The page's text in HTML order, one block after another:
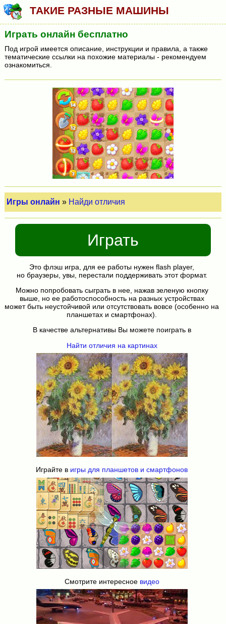
ТАКИЕ РАЗНЫЕ МАШИНЫ
Играть онлайн бесплатно
Под игрой имеется описание, инструкции и правила, а также
тематические ссылки на похожие материалы - рекомендуем
ознакомиться.
Игры онлайн » Найди отличия
Играть
Это флэш игра, для ее работы нужен flash player,
но браузеры, увы, перестали поддерживать этот формат.
Можно попробовать сыграть в нее, нажав зеленую кнопку
выше, но ее работоспособность на разных устройствах
может быть неустойчивой или отсутствовать вовсе (особенно на
планшетах и смартфонах).
В качестве альтернативы Вы можете поиграть в
Найти отличия на картинах
Играйте в игры для планшетов и смартфонов
Смотрите интересное видео